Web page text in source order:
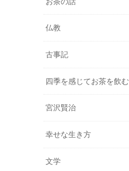
仏教
古事記
四季を感じてお茶を飲む
宮沢賢治
幸せな生き方
文学